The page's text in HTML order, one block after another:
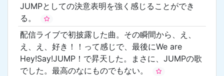
JUMPとしての決意表明を強く感じることができ
る。
配信ライブで初披露した曲。その瞬間から、え、
え、え、好き！！って感じで、最後にWe are
Hey!Say!JUMP！で昇天した。まさに、JUMPの歌
でした。最高のなにものでもない。